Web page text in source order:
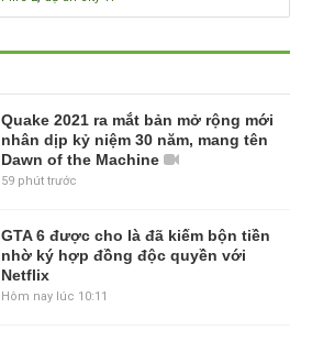
Quake 2021 ra mắt bản mở rộng mới
nhân dịp kỷ niệm 30 năm, mang tên
Dawn of the Machine
59 phút trước
GTA 6 được cho là đã kiếm bộn tiền
nhờ ký hợp đồng độc quyền với
Netflix
Hôm nay lúc 10:11